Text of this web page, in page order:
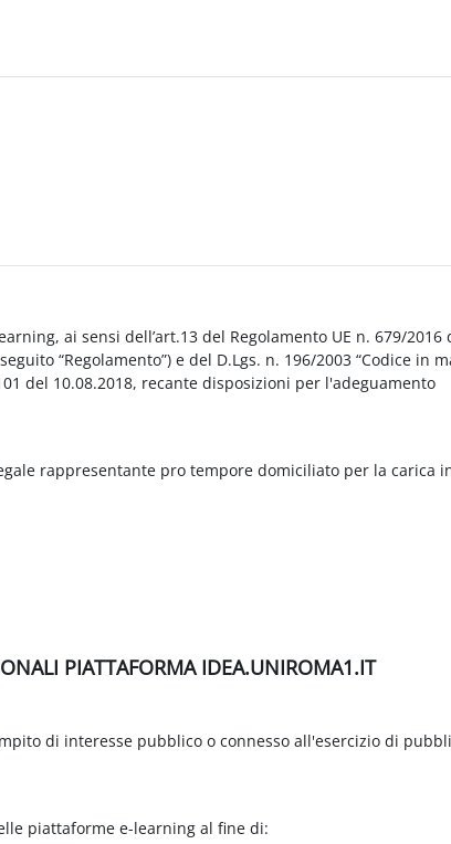
ai sensi dell’art.13 del Regolamento UE n. 679/2016
“Regolamento”) e del D.Lgs. n. 196/2003 “Codice in
del 10.08.2018, recante disposizioni per l'adeguamento
rappresentante pro tempore domiciliato per la carica
PIATTAFORMA IDEA.UNIROMA1.IT
di interesse pubblico o connesso all'esercizio di
piattaforme e-learning al fine di: